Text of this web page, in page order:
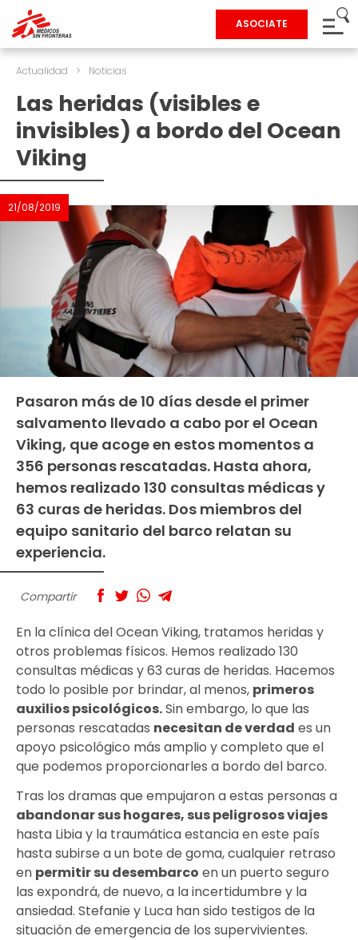
ASOCIATE
Actualidad > Noticias
Las heridas (visibles e
invisibles) a bordo del Ocean
Viking
21/08/2019
Pasaron más de 10 días desde el primer
salvamento llevado a cabo por el Ocean
Viking, que acoge en estos momentos a
356 personas rescatadas. Hasta ahora,
hemos realizado 130 consultas médicas y
63 curas de heridas. Dos miembros del
equipo sanitario del barco relatan su
experiencia.
Compartir
En la clínica del Ocean Viking, tratamos heridas y
otros problemas físicos. Hemos realizado 130
consultas médicas y 63 curas de heridas. Hacemos
todo lo posible por brindar, al menos, primeros
auxilios psicológicos.Sin embargo, lo que las
personas rescatadas necesitan de verdad es un
apoyo psicológico más amplio y completo que el
que podemos proporcionarles a bordo del barco.
Tras los dramas que empujaron a estas personas a
abandonar sus hogares, sus peligrosos viajes
hasta Libia y la traumática estancia en este país
hasta subirse a un bote de goma, cualquier retraso
en permitir su desembarco en un puerto seguro
las expondrá, de nuevo, a la incertidumbre y la
ansiedad. Stefanie y Luca han sido testigos de la
situación de emergencia de los supervivientes.